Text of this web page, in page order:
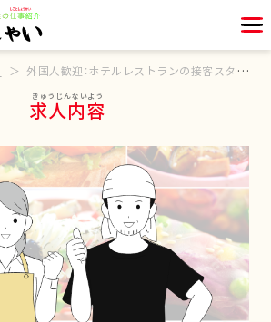
外国人歓迎：ホテルレストランの接客スタッフ
求人内容